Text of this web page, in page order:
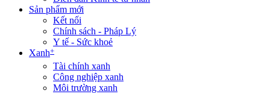
Sản phẩm mới
Kết nối
Chính sách - Pháp Lý
Y tế - Sức khoẻ
Xanh+
Tài chính xanh
Công nghiệp xanh
Môi trường xanh